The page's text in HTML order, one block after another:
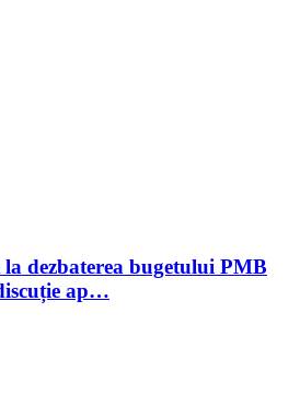
dezbaterea bugetului PMB
ap…